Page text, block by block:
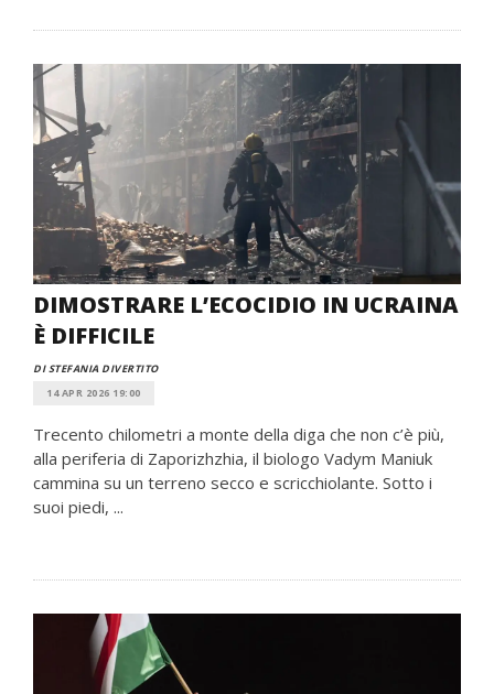
DIMOSTRARE L’ECOCIDIO IN UCRAINA
È DIFFICILE
DI STEFANIA DIVERTITO
14 APR 2026 19:00
Trecento chilometri a monte della diga che non c’è più,
alla periferia di Zaporizhzhia, il biologo Vadym Maniuk
cammina su un terreno secco e scricchiolante. Sotto i
suoi piedi, ...